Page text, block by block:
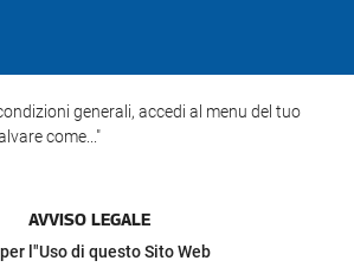
generali, accedi al menu del tuo
come..."
AVVISO LEGALE
l"Uso di questo Sito Web